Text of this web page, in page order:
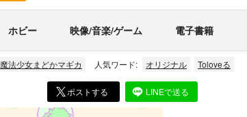
ホビー 映像/音楽/ゲーム 電子書籍
魔法少女まどかマギカ 人気ワード: オリジナル Toloveる
ポストする LINEで送る